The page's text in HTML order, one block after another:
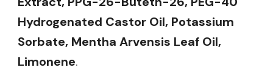
Hydrogenated Castor Oil, Potassium
Sorbate, Mentha Arvensis Leaf Oil,
Limonene.